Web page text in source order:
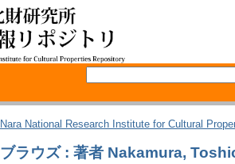
Nara National Research Institute for Cultural
ブラウズ : 著者 Nakamura,